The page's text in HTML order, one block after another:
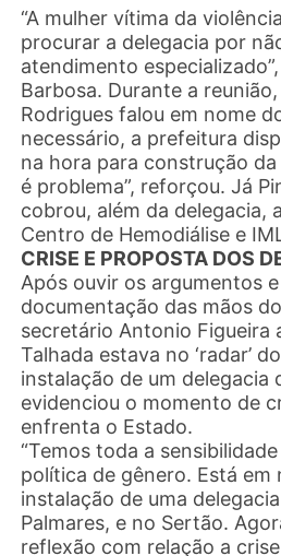
“A mulher vítima da
procurar a delegacia por
atendimento
Barbosa. Durante a
Rodrigues falou em nome
necessário, a prefeitura
na hora para construção
é problema”, reforçou. Já
cobrou, além da delegacia,
Centro de Hemodiálise e
CRISE E PROPOSTA DOS
Após ouvir os argumentos
documentação das mãos
secretário Antonio Figueira
Talhada estava no ‘radar’
instalação de um delegacia
evidenciou o momento de
enfrenta o Estado.
“Temos toda a
política de gênero. Está em
instalação de uma
Palmares, e no Sertão.
reflexão com relação a